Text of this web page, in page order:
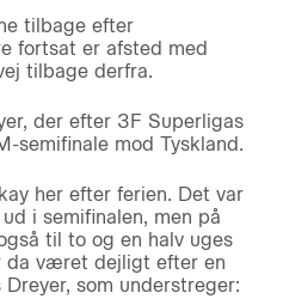
tilbage efter
fortsat er afsted med
tilbage derfra.
der efter 3F Superligas
semifinale mod Tyskland.
her efter ferien. Det var
i semifinalen, men på
til to og en halv uges
da været dejligt efter en
som understreger: